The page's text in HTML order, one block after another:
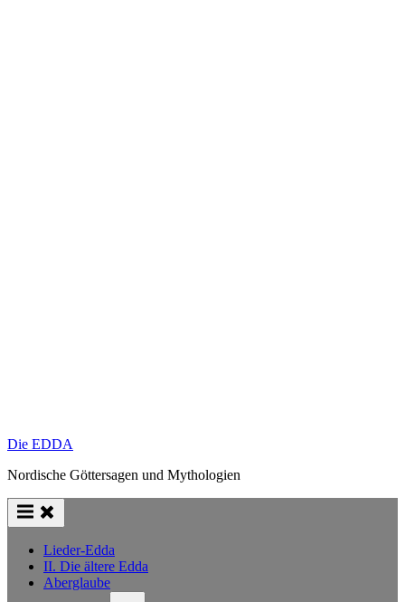
Die EDDA
Nordische Göttersagen und Mythologien
Lieder-Edda
II. Die ältere Edda
Aberglaube